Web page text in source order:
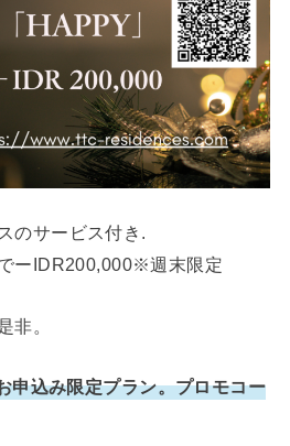
のサービス付き.
ーIDR200,000※週末限定
非。
申込み限定プラン。プロモコー